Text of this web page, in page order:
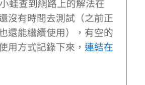
蛙查到網路上的解法在
沒有時間去測試（之前正
還能繼續使用），有空的
用方式記錄下來， 連結在